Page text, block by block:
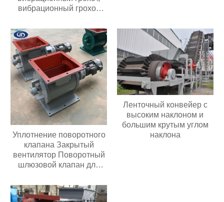
вибрационный грохот
Уплотнение поворотного
клапана Закрытый
вентилятор Поворотный
шлюзовой клапан для
гранул
Ленточный конвейер с
высоким наклоном и
большим крутым углом
наклона